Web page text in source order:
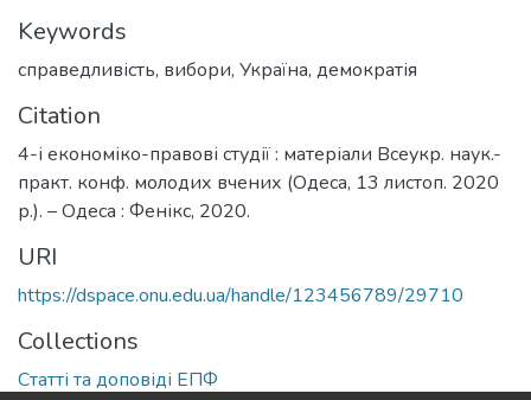
Keywords
справедливість, вибори, Україна, демократія
Citation
4-і економіко-правові студії : матеріали Всеукр. наук.-
практ. конф. молодих вчених (Одеса, 13 листоп. 2020
р.). – Одеса : Фенікс, 2020.
URI
https://dspace.onu.edu.ua/handle/123456789/29710
Collections
Статті та доповіді ЕПФ